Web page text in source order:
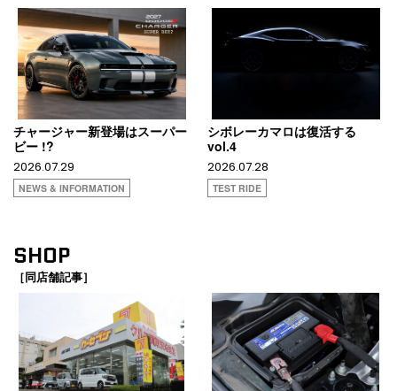
チャージャー新登場はスーパー
ビー !?
2026.07.29
NEWS & INFORMATION
シボレーカマロは復活する
vol.4
2026.07.28
TEST RIDE
SHOP
［同店舗記事］